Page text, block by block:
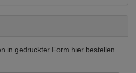
in gedruckter Form hier bestellen.